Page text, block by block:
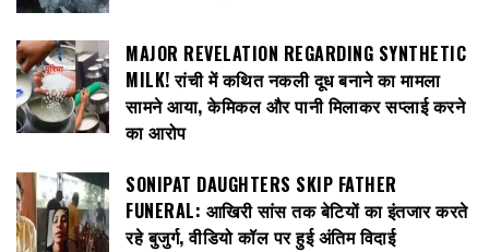
MAJOR REVELATION REGARDING SYNTHETIC
MILK! रांची में कथित नकली दूध बनाने का मामला
सामने आया, केमिकल और पानी मिलाकर सप्लाई करने
का आरोप
SONIPAT DAUGHTERS SKIP FATHER
FUNERAL: आखिरी सांस तक बेटियों का इंतजार करते
रहे बुजुर्ग, वीडियो कॉल पर हुई अंतिम विदाई